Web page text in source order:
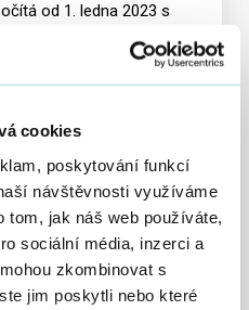
cookies
poskytování funkcí
návštěvnosti využíváme
jak náš web používáte,
sociální média, inzerci a
zkombinovat s
jim poskytli nebo které
od 1. ledna 2023 s
pro dobrovolně evidující
tržeb prostřednictvím
s vysokou
znemožněno.
schválila